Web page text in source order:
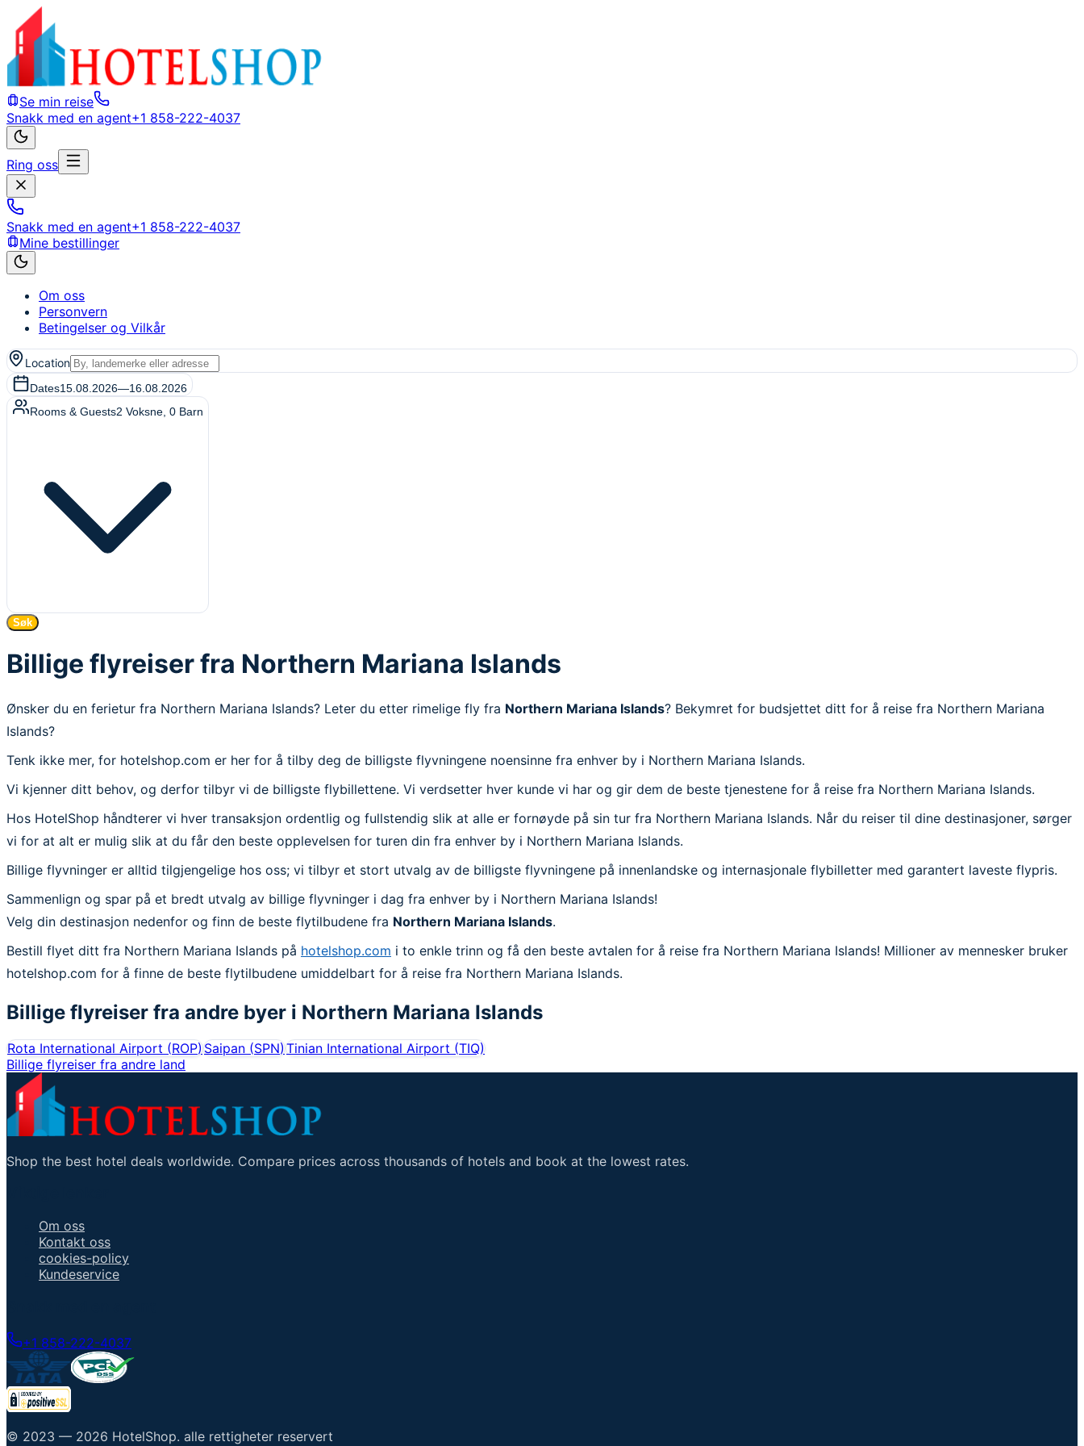
Se min reise
Snakk med en agent+1 858-222-4037
Ring oss
Snakk med en agent+1 858-222-4037
Mine bestillinger
Om oss
Personvern
Betingelser og Vilkår
Location
Dates15.08.2026—16.08.2026
Rooms & Guests2 Voksne 0 Barn
Søk
Billige flyreiser fra Northern Mariana Islands
Ønsker du en ferietur fra Northern Mariana Islands? Leter du etter rimelige fly fra Northern Mariana Islands? Bekymret for budsjettet ditt for å reise fra Northern Mariana
Islands?
Tenk ikke mer, for hotelshop.com er her for å tilby deg de billigste flyvningene noensinne fra enhver by i Northern Mariana Islands.
Vi kjenner ditt behov, og derfor tilbyr vi de billigste flybillettene. Vi verdsetter hver kunde vi har og gir dem de beste tjenestene for å reise fra Northern Mariana Islands.
Hos HotelShop håndterer vi hver transaksjon ordentlig og fullstendig slik at alle er fornøyde på sin tur fra Northern Mariana Islands. Når du reiser til dine destinasjoner, sørger
vi for at alt er mulig slik at du får den beste opplevelsen for turen din fra enhver by i Northern Mariana Islands.
Billige flyvninger er alltid tilgjengelige hos oss; vi tilbyr et stort utvalg av de billigste flyvningene på innenlandske og internasjonale flybilletter med garantert laveste flypris.
Sammenlign og spar på et bredt utvalg av billige flyvninger i dag fra enhver by i Northern Mariana Islands!
Velg din destinasjon nedenfor og finn de beste flytilbudene fra Northern Mariana Islands.
Bestill flyet ditt fra Northern Mariana Islands på hotelshop.com i to enkle trinn og få den beste avtalen for å reise fra Northern Mariana Islands! Millioner av mennesker bruker
hotelshop.com for å finne de beste flytilbudene umiddelbart for å reise fra Northern Mariana Islands.
Billige flyreiser fra andre byer i Northern Mariana Islands
Rota International Airport (ROP)Saipan (SPN)Tinian International Airport (TIQ)
Billige flyreiser fra andre land
Shop the best hotel deals worldwide. Compare prices across thousands of hotels and book at the lowest rates.
Om oss
Kontakt oss
cookies-policy
Kundeservice
+1 858-222-4037
© 2023 — 2026 HotelShop. alle rettigheter reservert